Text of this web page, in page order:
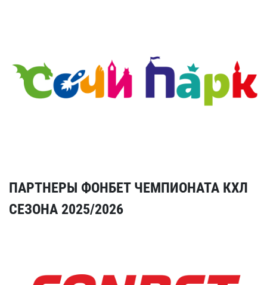
ПАРТНЕРЫ ФОНБЕТ ЧЕМПИОНАТА КХЛ
СЕЗОНА 2025/2026